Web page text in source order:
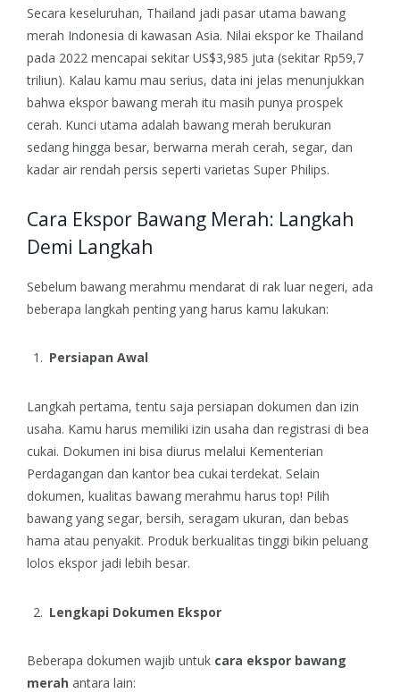
Secara keseluruhan, Thailand jadi pasar utama bawang
merah Indonesia di kawasan Asia. Nilai ekspor ke Thailand
pada 2022 mencapai sekitar US$3,985 juta (sekitar Rp59,7
triliun). Kalau kamu mau serius, data ini jelas menunjukkan
bahwa ekspor bawang merah itu masih punya prospek
cerah. Kunci utama adalah bawang merah berukuran
sedang hingga besar, berwarna merah cerah, segar, dan
kadar air rendah persis seperti varietas Super Philips.
Cara Ekspor Bawang Merah: Langkah
Demi Langkah
Sebelum bawang merahmu mendarat di rak luar negeri, ada
beberapa langkah penting yang harus kamu lakukan:
Persiapan Awal
Langkah pertama, tentu saja persiapan dokumen dan izin
usaha. Kamu harus memiliki izin usaha dan registrasi di bea
cukai. Dokumen ini bisa diurus melalui Kementerian
Perdagangan dan kantor bea cukai terdekat. Selain
dokumen, kualitas bawang merahmu harus top! Pilih
bawang yang segar, bersih, seragam ukuran, dan bebas
hama atau penyakit. Produk berkualitas tinggi bikin peluang
lolos ekspor jadi lebih besar.
Lengkapi Dokumen Ekspor
Beberapa dokumen wajib untuk cara ekspor bawang
merah antara lain: